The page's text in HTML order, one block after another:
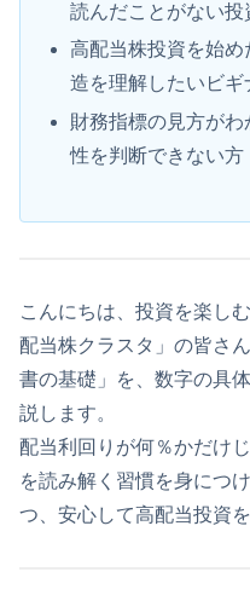
読んだことがない投
高配当株投資を始
造を理解したいビギ
財務指標の見方が
性を判断できない方
こんにちは、投資を楽し
配当株クラスタ」の皆さ
書の基礎」を、数字の具
説します。
配当利回りが何％かだけ
を読み解く習慣を身につ
つ、安心して高配当投資